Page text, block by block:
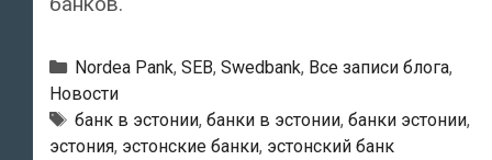
Рубрики
Nordea Pank, SEB, Swedbank, Все записи блога,
Новости
Тэги
банк в эстонии, банки в эстонии, банки эстонии,
эстония, эстонские банки, эстонский банк